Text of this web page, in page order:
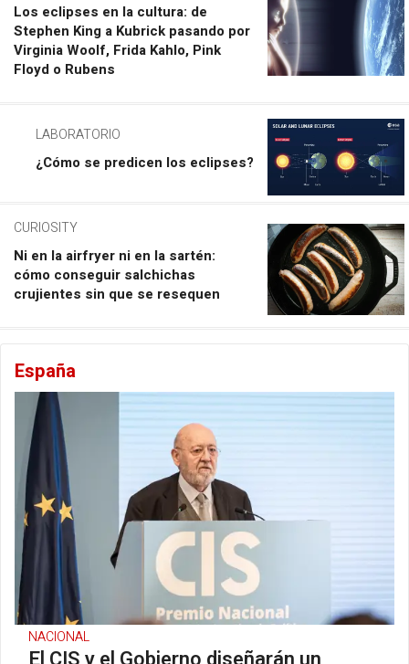
Los eclipses en la cultura: de
Stephen King a Kubrick pasando por
Virginia Woolf, Frida Kahlo, Pink
Floyd o Rubens
LABORATORIO
¿Cómo se predicen los eclipses?
CURIOSITY
Ni en la airfryer ni en la sartén:
cómo conseguir salchichas
crujientes sin que se resequen
España
NACIONAL